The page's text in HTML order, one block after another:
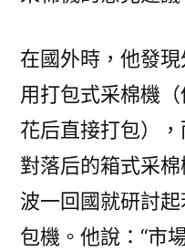
在國外時，他發
用打包式采棉機
花后直接打包）
對落后的箱式采
波一回國就研討
包機。他說：“市